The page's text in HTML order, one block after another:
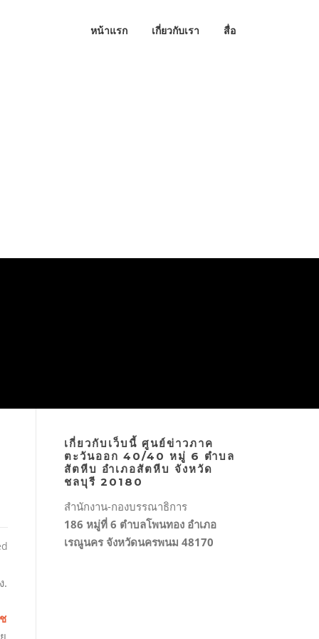
หน้าแรก เกี่ยวกับเรา สื่อ
.
เกี่ยวกับเว็บนี้ ศูนย์ข่าวภาค
ตะวันออก 40/40 หมู่ 6 ตำบล
สัตหีบ อำเภอสัตหีบ จังหวัด
ชลบุรี 20180
สำนักงาน-กองบรรณาธิการ
186 หมู่ที่ 6 ตำบลโพนทอง อำเภอ
เรณูนคร จังหวัดนครพนม 48170